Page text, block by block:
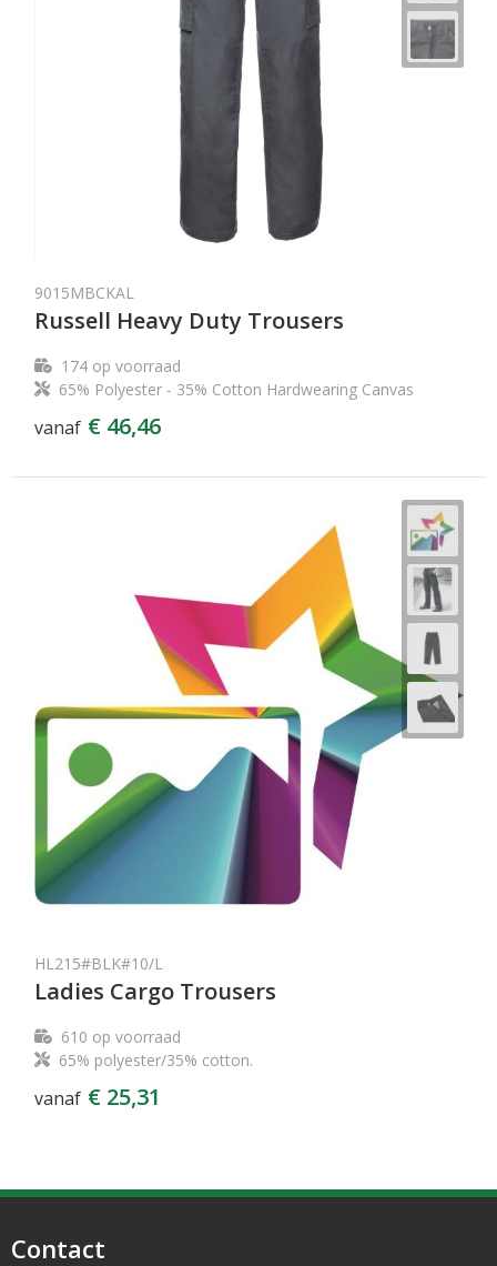
9015MBCKAL
Russell Heavy Duty Trousers
174op voorraad
65% Polyester - 35% Cotton Hardwearing Canvas
vanaf € 46,46
HL215#BLK#10/L
Ladies Cargo Trousers
610 op voorraad
65% polyester/35% cotton.
vanaf € 25,31
Contact